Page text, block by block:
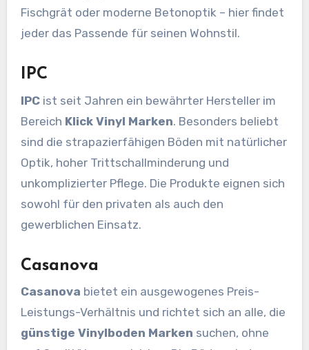
Fischgrät oder moderne Betonoptik – hier findet
jeder das Passende für seinen Wohnstil.
IPC
IPCist seit Jahren ein bewährter Hersteller im
Bereich Klick Vinyl Marken. Besonders beliebt
sind die strapazierfähigen Böden mit natürlicher
Optik, hoher Trittschallminderung und
unkomplizierter Pflege. Die Produkte eignen sich
sowohl für den privaten als auch den
gewerblichen Einsatz.
Casanova
Casanova bietet ein ausgewogenes Preis-
Leistungs-Verhältnis und richtet sich an alle, die
günstige Vinylboden Marken suchen, ohne